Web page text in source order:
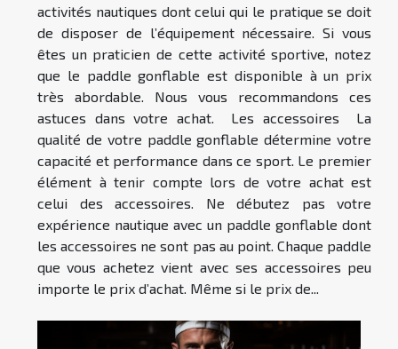
activités nautiques dont celui qui le pratique se doit
de disposer de l’équipement nécessaire. Si vous
êtes un praticien de cette activité sportive, notez
que le paddle gonflable est disponible à un prix
très abordable. Nous vous recommandons ces
astuces dans votre achat. Les accessoires La
qualité de votre paddle gonflable détermine votre
capacité et performance dans ce sport. Le premier
élément à tenir compte lors de votre achat est
celui des accessoires. Ne débutez pas votre
expérience nautique avec un paddle gonflable dont
les accessoires ne sont pas au point. Chaque paddle
que vous achetez vient avec ses accessoires peu
importe le prix d’achat. Même si le prix de...